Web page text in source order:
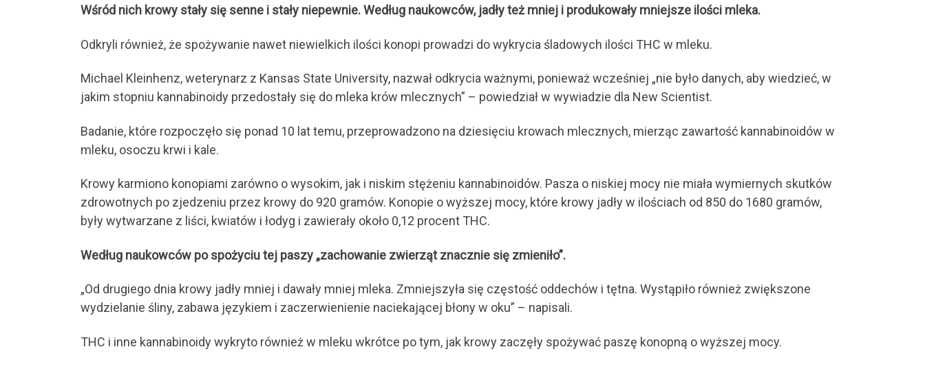
Wśród nich krowy stały się senne i stały niepewnie. Według naukowców, jadły też mniej i produkowały mniejsze ilości mleka.
Odkryli również, że spożywanie nawet niewielkich ilości konopi prowadzi do wykrycia śladowych ilości THC w mleku.
Michael Kleinhenz, weterynarz z Kansas State University, nazwał odkrycia ważnymi, ponieważ wcześniej „nie było danych, aby wiedzieć, w
jakim stopniu kannabinoidy przedostały się do mleka krów mlecznych” – powiedział w wywiadzie dla New Scientist.
Badanie, które rozpoczęło się ponad 10 lat temu, przeprowadzono na dziesięciu krowach mlecznych, mierząc zawartość kannabinoidów w
mleku, osoczu krwi i kale.
Krowy karmiono konopiami zarówno o wysokim, jak i niskim stężeniu kannabinoidów. Pasza o niskiej mocy nie miała wymiernych skutków
zdrowotnych po zjedzeniu przez krowy do 920 gramów. Konopie o wyższej mocy, które krowy jadły w ilościach od 850 do 1680 gramów,
były wytwarzane z liści, kwiatów i łodyg i zawierały około 0,12 procent THC.
Według naukowców po spożyciu tej paszy „zachowanie zwierząt znacznie się zmieniło”.
„Od drugiego dnia krowy jadły mniej i dawały mniej mleka. Zmniejszyła się częstość oddechów i tętna. Wystąpiło również zwiększone
wydzielanie śliny, zabawa językiem i zaczerwienienie naciekającej błony w oku” – napisali.
THC i inne kannabinoidy wykryto również w mleku wkrótce po tym, jak krowy zaczęły spożywać paszę konopną o wyższej mocy.